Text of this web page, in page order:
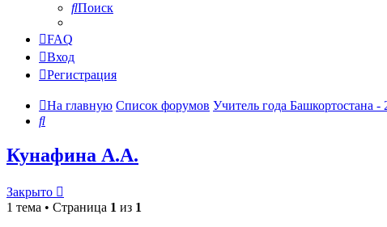
Поиск
FAQ
Вход
Регистрация
На главную Список форумов Учитель года Башкортостана -
Поиск
Кунафина А.А.
Закрыто
1 тема • Страница 1 из 1